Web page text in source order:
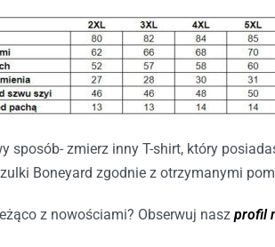
sposób- zmierz inny T-shirt, który
Boneyard zgodnie z otrzymanymi
z nowościami? Obserwuj nasz profil